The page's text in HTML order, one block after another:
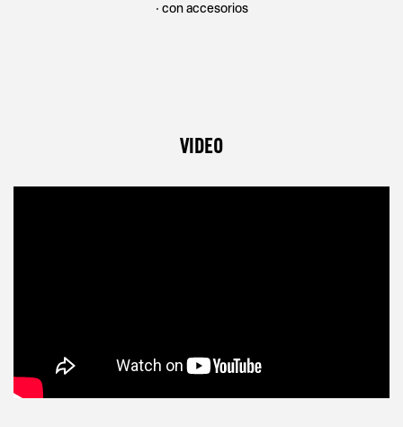
• con accesorios
VIDEO